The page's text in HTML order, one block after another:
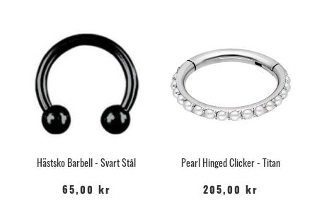
Hästsko Barbell - Svart Stål
65,00 kr
Pearl Hinged Clicker - Titan
205,00 kr